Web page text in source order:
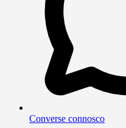
Converse connosco